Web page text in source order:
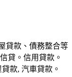
貸款、債務整合等
貸。信用貸款。
款, 汽車貸款。